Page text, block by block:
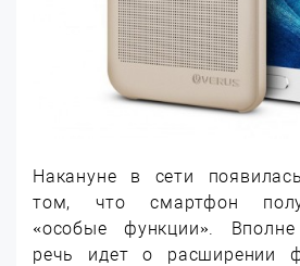
Накануне в сети
том, что смартфон
«особые функции».
речь идет о расширении